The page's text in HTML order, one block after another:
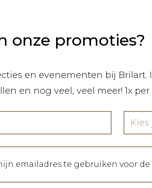
onze promoties?
en evenementen bij
en nog veel, veel meer! 1x
emailadres te gebruiken voor